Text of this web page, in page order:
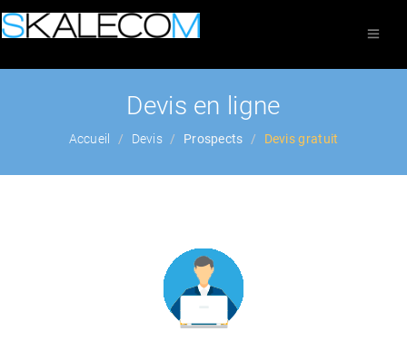
Devis en ligne
Accueil Devis Prospects Devis gratuit